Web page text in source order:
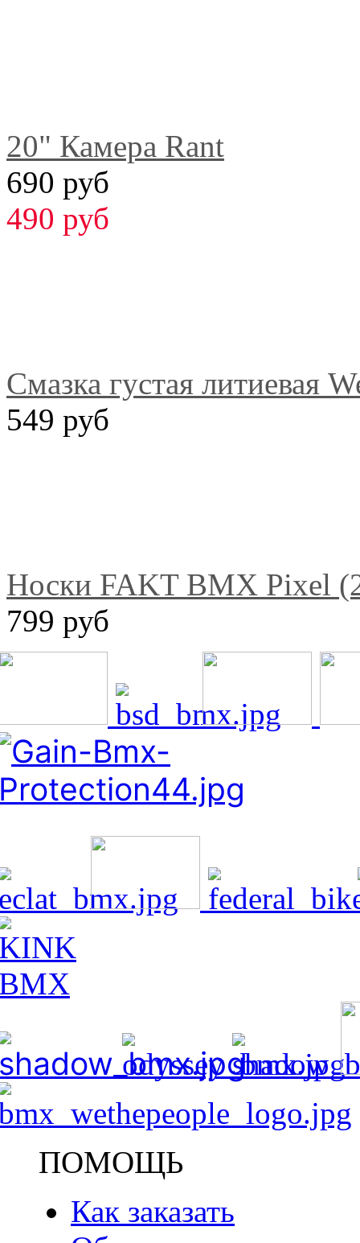
20" Камера Rant
690 руб
490 руб
Смазка густая литиевая
549 руб
Носки FAKT BMX Pixel
799 руб
ПОМОЩЬ
Как заказать